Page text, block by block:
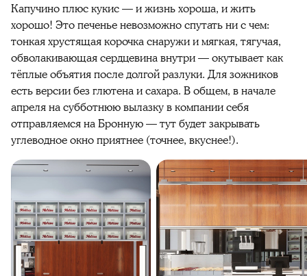
Капучино плюс кукис — и жизнь хороша, и жить
хорошо! Это печенье невозможно спутать ни с чем:
тонкая хрустящая корочка снаружи и мягкая, тягучая,
обволакивающая сердцевина внутри — окутывает как
тёплые объятия после долгой разлуки. Для зожников
есть версии без глютена и сахара. В общем, в начале
апреля на субботнюю вылазку в компании себя
отправляемся на Бронную — тут будет закрывать
углеводное окно приятнее (точнее, вкуснее!).